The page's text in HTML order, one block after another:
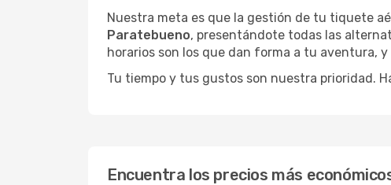
Nuestra meta es que la gestión de tu tiquete
Paratebueno, presentándote todas las
horarios son los que dan forma a tu aventura,
Tu tiempo y tus gustos son nuestra prioridad.
Encuentra los precios más